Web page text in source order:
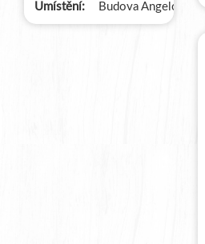
Umístění:
Budova Angelovova